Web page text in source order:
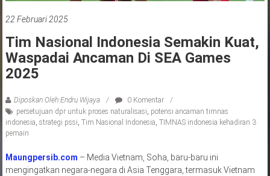
22 Februari 2025
Tim Nasional Indonesia Semakin Kuat,
Waspadai Ancaman Di SEA Games
2025
Diposkan Oleh:Endru Wijaya
0 Komentar
persetujuan dpr untuk proses naturalisasi potensi ancaman timnas
indonesia strategi pssi Tim Nasional Indonesia TIMNAS indonesia kehadiran 3
pemain
Maungpersib.com – Media Vietnam, Soha, baru-baru ini
mengingatkan negara-negara di Asia Tenggara, termasuk Vietnam